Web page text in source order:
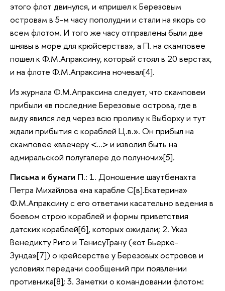
этого флот двинулся, и «пришел к Березовым
островам в 5-м часу пополудни и стали на якорь со
всем флотом. И того же часу отправлены были две
шнявы в море для крюйсерства», а П. на скамповее
пошел к Ф.М.Апраксину, который стоял в 20 верстах,
и на флоте Ф.М.Апраксина ночевал[4].
Из журнала Ф.М.Апраксина следует, что скамповеи
прибыли «в последние Березовые острова, где в
виду явился лед через всю проливу к Выборху и тут
ждали прибытия с кораблей Ц.в.». Он прибыл на
скамповее «ввечеру <…> и изволил быть на
адмиральской полугалере до полуночи»[5].
Письма и бумаги П.: 1. Доношение шаутбенахта
Петра Михайлова «на карабле С[в].Екатерина»
Ф.М.Апраксину с его ответами касательно ведения в
боевом строю кораблей и формы приветствия
датских кораблей[6], которых ожидали; 2. Указ
Венедикту Риго и ТенисуТрану («от Бьерке-
Зунда»[7]) о крейсерстве у Березовых островов и
условиях передачи сообщений при появлении
противника[8]; 3. Заметки о командовании флотом: